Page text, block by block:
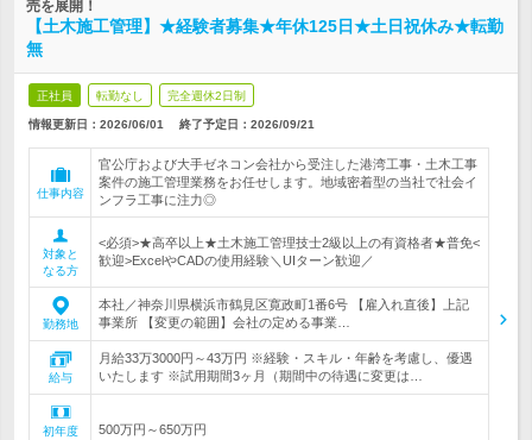
売を展開！
【土木施工管理】★経験者募集★年休125日★土日祝休み★転勤
無
正社員 転勤なし 完全週休2日制
情報更新日：2026/06/01 終了予定日： 2026/09/21
仕事内容
官公庁および大手ゼネコン会社から受注した港湾工事・土木工事
案件の施工管理業務をお任せします。地域密着型の当社で社会イ
ンフラ工事に注力◎
対象と
なる方
<必須>★高卒以上★土木施工管理技士2級以上の有資格者★普免<
歓迎>ExcelやCADの使用経験＼UIターン歓迎／
勤務地
本社／神奈川県横浜市鶴見区寛政町1番6号 【雇入れ直後】上記
事業所 【変更の範囲】会社の定める事業…
給与
月給33万3000円～43万円 ※経験・スキル・年齢を考慮し、優遇
いたします ※試用期間3ヶ月（期間中の待遇に変更は…
初年度
500万円～650万円